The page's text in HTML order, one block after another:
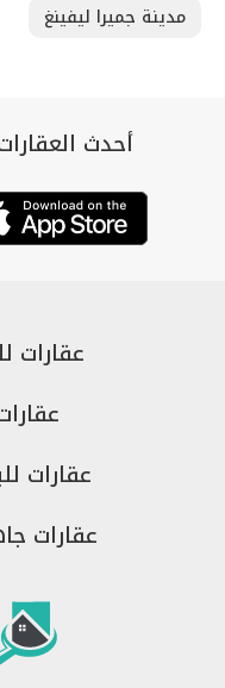
مدينة جميرا ليفينغ
أحدث
عقارات
عقارات
عقارات